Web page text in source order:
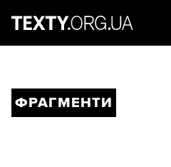
ФРАГМЕНТИ